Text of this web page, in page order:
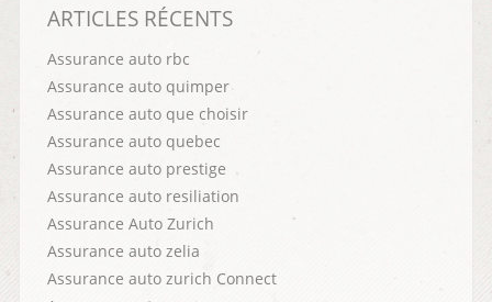
ARTICLES RÉCENTS
Assurance auto rbc
Assurance auto quimper
Assurance auto que choisir
Assurance auto quebec
Assurance auto prestige
Assurance auto resiliation
Assurance Auto Zurich
Assurance auto zelia
Assurance auto zurich Connect